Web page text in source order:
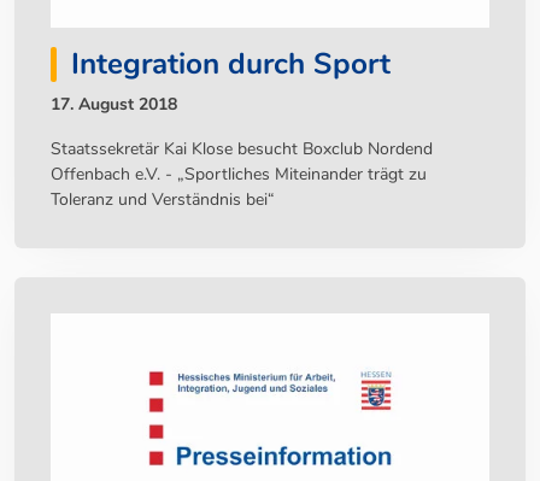
Integration durch Sport
17. August 2018
Staatssekretär Kai Klose besucht Boxclub Nordend
Offenbach e.V. - „Sportliches Miteinander trägt zu
Toleranz und Verständnis bei“